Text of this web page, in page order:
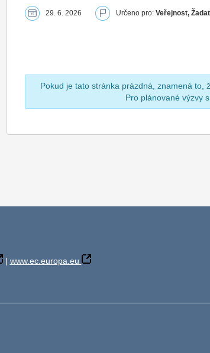
29. 6. 2026 Určeno pro:Veřejnost,
Pokud je tato stránka prázdná, znamená to,
Pro plánované výzvy
| www.ec.europa.eu